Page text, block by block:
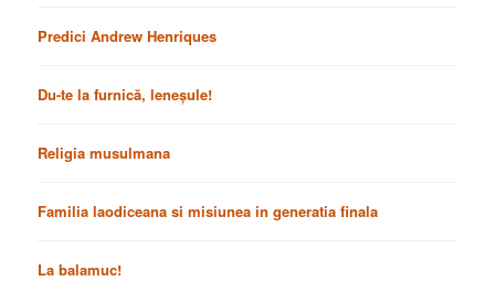
Predici Andrew Henriques
Du-te la furnică, leneșule!
Religia musulmana
Familia laodiceana si misiunea in generatia finala
La balamuc!